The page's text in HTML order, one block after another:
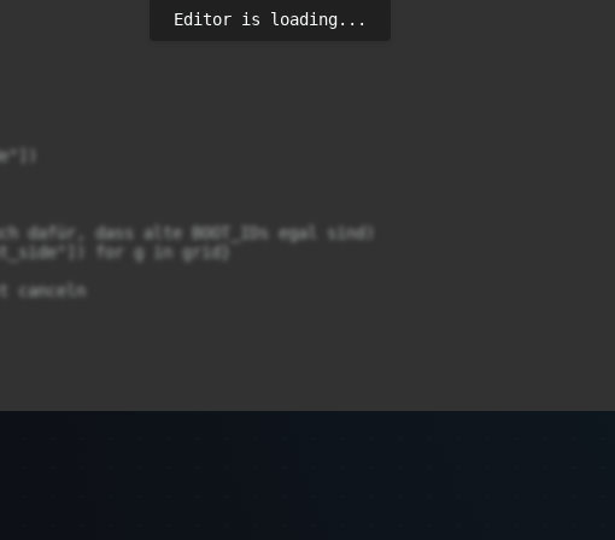
dafür, dass alte BOOT_IDs egal sind)
for g in grid}
canceln
Editor is loading...